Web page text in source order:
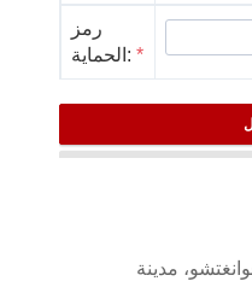
قوانغتشو، مدينة